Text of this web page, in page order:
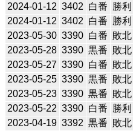
2024-01-12 3402 白番 勝利
2024-01-12 3402 白番 勝利
2023-05-30 3390 白番 敗北
2023-05-28 3390 黒番 敗北
2023-05-27 3390 白番 敗北
2023-05-25 3390 黒番 敗北
2023-05-23 3390 黒番 敗北
2023-05-22 3390 白番 勝利
2023-04-19 3392 黒番 敗北